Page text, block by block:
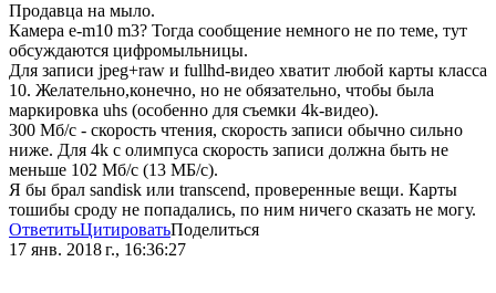
Продавца на мыло.
Камера e-m10 m3? Тогда сообщение немного не по теме, тут
обсуждаются цифромыльницы.
Для записи jpeg+raw и fullhd-видео хватит любой карты класса
10. Желательно,конечно, но не обязательно, чтобы была
маркировка uhs (особенно для съемки 4k-видео).
300 Мб/с - скорость чтения, скорость записи обычно сильно
ниже. Для 4k с олимпуса скорость записи должна быть не
меньше 102 Мб/с (13 МБ/с).
Я бы брал sandisk или transcend, проверенные вещи. Карты
тошибы сроду не попадались, по ним ничего сказать не могу.
ОтветитьЦитироватьПоделиться
17 янв. 2018 г., 16:36:27